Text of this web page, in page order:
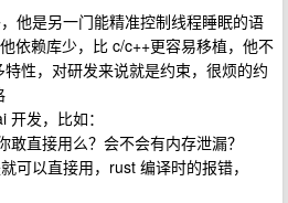
他是另一门能精准控制线程睡眠的语
依赖库少，比 c/c++更容易移植，他不
性，对研发来说就是约束，很烦的约
发，比如：
直接用么？会不会有内存泄漏？
可以直接用，rust 编译时的报错，